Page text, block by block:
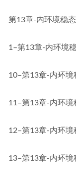
第13章-内环境稳态
1–第13章-内环境
10–第13章-内环境
11–第13章-内环境
12–第13章-内环境
13–第13章-内环境